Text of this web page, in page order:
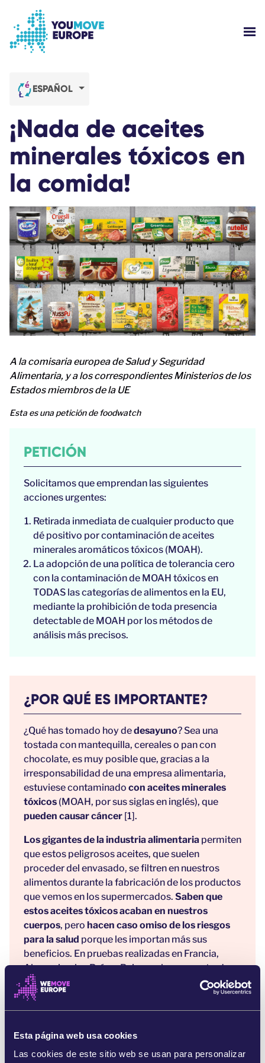
Esta página web usa cookies
Las cookies de este sitio web se usan para personalizar
INICIAR SESIÓN
AYUDA
ESPAÑOL
¡Nada de aceites
minerales tóxicos en
la comida!
A la comisaria europea de Salud y Seguridad
Alimentaria, y a los correspondientes Ministerios de los
Estados miembros de la UE
Esta es una petición de foodwatch
PETICIÓN
Solicitamos que emprendan las siguientes
acciones urgentes:
Retirada inmediata de cualquier producto que
dé positivo por contaminación de aceites
minerales aromáticos tóxicos (MOAH).
La adopción de una política de tolerancia cero
con la contaminación de MOAH tóxicos en
TODAS las categorías de alimentos en la EU,
mediante la prohibición de toda presencia
detectable de MOAH por los métodos de
análisis más precisos.
¿POR QUÉ ES IMPORTANTE?
¿Qué has tomado hoy dedesayuno? Sea una
tostada con mantequilla, cereales o pan con
chocolate, es muy posible que, gracias a la
irresponsabilidad de una empresa alimentaria,
estuviese contaminado con aceites minerales
tóxicos (MOAH, por sus siglas en inglés), que
pueden causar cáncer [1].
Los gigantes de la industria alimentaria permiten
que estos peligrosos aceites, que suelen
proceder del envasado, se filtren en nuestros
alimentos durante la fabricación de los productos
que vemos en los supermercados. Saben que
estos aceites tóxicos acaban en nuestros
cuerpos, pero hacen caso omiso de los riesgos
para la salud porque les importan más sus
beneficios. En pruebas realizadas en Francia,
Alemania y los Países Bajos, se han encontrado
aceites minerales tóxicos en casi la mitad del
arroz, la pasta y otros alimentos que
consumimos a diario, como copos de maíz[2].
Gracias a la presión de personas como tú,
Comisión Europeaha tomado nota y ha